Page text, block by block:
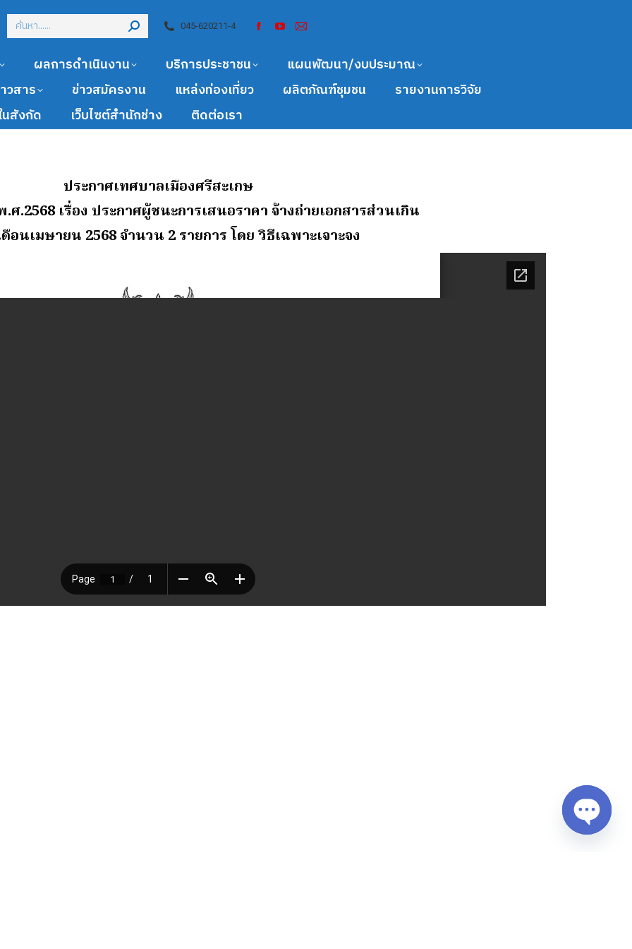
045-620211-4
ผลการดำเนินงาน บริการประชาชน
แผนพัฒนา/งบประมาณ
วสาร ข่าวสมัครงาน แหล่งท่องเที่ยว ผลิตภัณฑ์ชุมชน
รายงานการวิจัย
นสังกัด เว็บไซต์สำนักช่าง ติดต่อเรา
ประกาศเทศบาลเมืองศรีสะเกษ
.2568 เรื่อง ประกาศผู้ชนะการเสนอราคา จ้างถ่ายเอกสารส่วนเกิน
อนเมษายน 2568 จํานวน 2 รายการ โดย วิธีเฉพาะเจาะจง